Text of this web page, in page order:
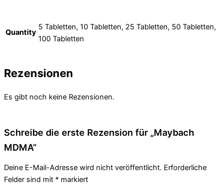
Quantity
5 Tabletten, 10 Tabletten, 25 Tabletten, 50 Tabletten,
100 Tabletten
Rezensionen
Es gibt noch keine Rezensionen.
Schreibe die erste Rezension für „Maybach
MDMA“
Deine E-Mail-Adresse wird nicht veröffentlicht. Erforderliche
Felder sind mit * markiert